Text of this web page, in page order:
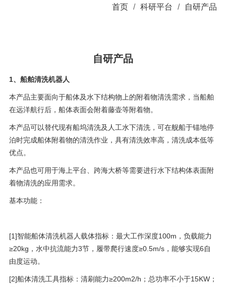
首页 科研平台 自研产品
自研产品
1、船舶清洗机器人
本产品主要面向于船体及水下结构物上的附着物清洗需求，当船舶
在远洋航行后，船体表面会附着藤壶等附着物。
本产品可以替代现有船坞清洗及人工水下清洗，可在舰船于锚地停
泊时完成船体附着物的清洗作业，具有清洗效率高，清洗成本低等
优点。
本产品也可用于海上平台、跨海大桥等需要进行水下结构体表面附
着物清洗的应用需求。
基本功能：
[1]智能船体清洗机器人载体指标：最大工作深度100m，负载能力
≥20kg，水中抗流能力3节，履带爬行速度≥0.5m/s，能够实现6自
由度运动。
[2]船体清洗工具指标：清刷能力≥200m2/h；总功率不小于15KW；